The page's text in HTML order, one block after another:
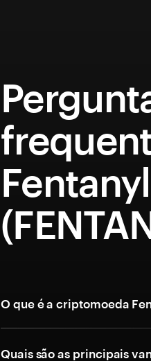
O que é a criptomoeda
Quais são as principais